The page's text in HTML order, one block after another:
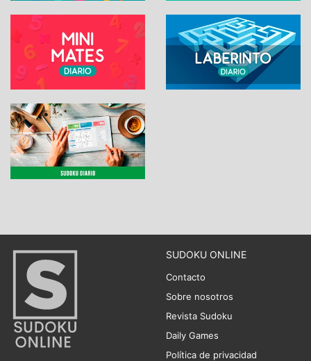
SUDOKU ONLINE
Contacto
Sobre nosotros
Revista Sudoku
Daily Games
Política de privacidad